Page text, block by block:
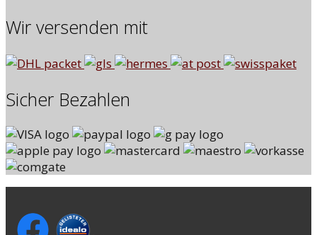
Wir versenden mit
Sicher Bezahlen